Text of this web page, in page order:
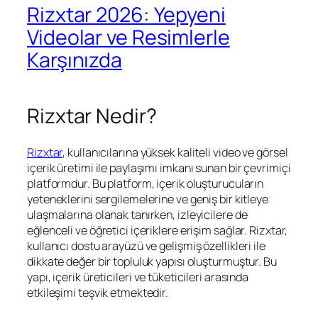
Rizxtar 2026: Yepyeni
Videolar ve Resimlerle
Karşınızda
Rizxtar Nedir?
Rizxtar, kullanıcılarına yüksek kaliteli video ve görsel
içerik üretimi ile paylaşımı imkanı sunan bir çevrimiçi
platformdur. Bu platform, içerik oluşturucuların
yeteneklerini sergilemelerine ve geniş bir kitleye
ulaşmalarına olanak tanırken, izleyicilere de
eğlenceli ve öğretici içeriklere erişim sağlar. Rizxtar,
kullanıcı dostu arayüzü ve gelişmiş özellikleri ile
dikkate değer bir topluluk yapısı oluşturmuştur. Bu
yapı, içerik üreticileri ve tüketicileri arasında
etkileşimi teşvik etmektedir.